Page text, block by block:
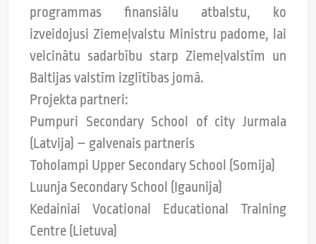
programmas finansiālu atbalstu, ko
izveidojusi Ziemeļvalstu Ministru padome, lai
veicinātu sadarbību starp Ziemeļvalstīm un
Baltijas valstīm izglītības jomā.
Projekta partneri:
Pumpuri Secondary School of city Jurmala
(Latvija) – galvenais partneris
Toholampi Upper Secondary School (Somija)
Luunja Secondary School (Igaunija)
Kedainiai Vocational Educational Training
Centre (Lietuva)